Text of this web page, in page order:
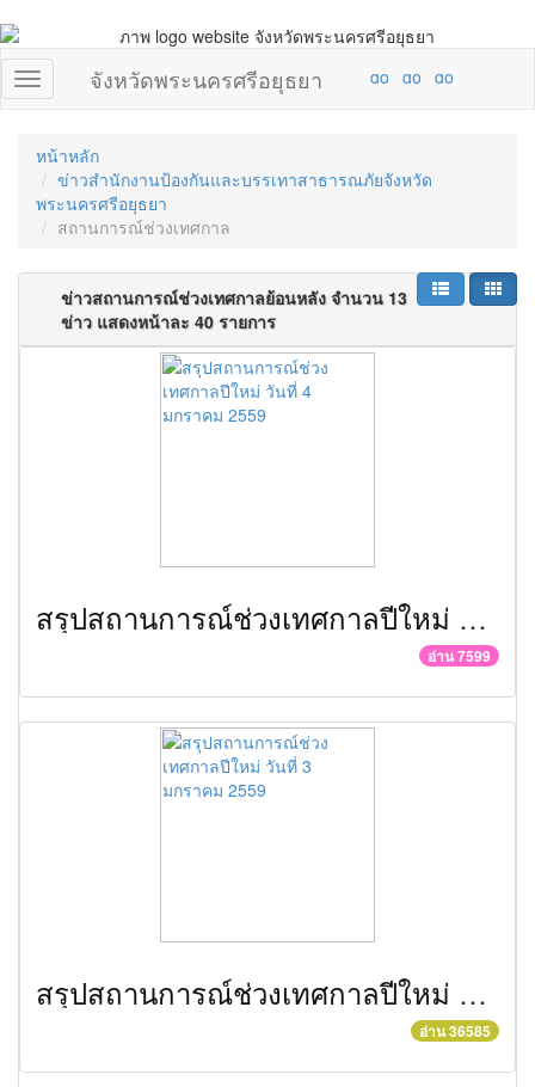
จังหวัดพระนครศรีอยุธยา
หน้าหลัก
ข่าวสำนักงานป้องกันและบรรเทาสาธารณภัยจังหวัด
พระนครศรีอยุธยา
สถานการณ์ช่วงเทศกาล
ข่าวสถานการณ์ช่วงเทศกาลย้อนหลัง จำนวน 13
ข่าว แสดงหน้าละ 40 รายการ
สรุปสถานการณ์ช่วงเทศกาลปีใหม่ วันที่ 4 มกราคม 2559
อ่าน 7599
สรุปสถานการณ์ช่วงเทศกาลปีใหม่ วันที่ 3 มกราคม 2559
อ่าน 36585